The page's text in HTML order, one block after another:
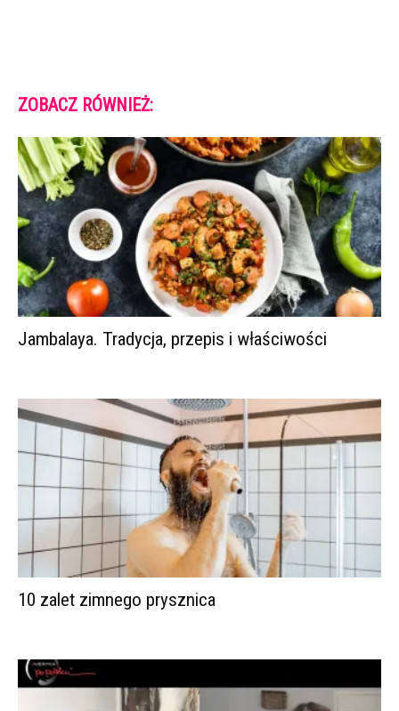
ZOBACZ RÓWNIEŻ:
Jambalaya. Tradycja, przepis i właściwości
10 zalet zimnego prysznica